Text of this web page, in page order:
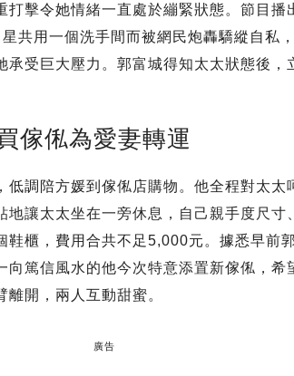
擊令她情緒一直處於繃緊狀態。節目播
共用一個洗手間而被網民炮轟驕縱自私
受巨大壓力。郭富城得知太太狀態後，
傢俬為愛妻轉運
低調陪方媛到傢俬店購物。他全程對太太
地讓太太坐在一旁休息，自己親手度尺寸
鞋櫃，費用合共不足5,000元。據悉早前
篤信風水的他今次特意添置新傢俬，希
開，兩人互動甜蜜。
廣告